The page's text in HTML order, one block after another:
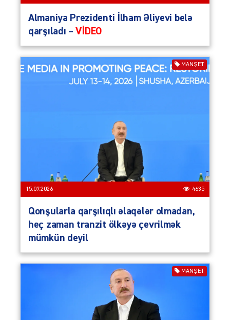
Almaniya Prezidenti İlham Əliyevi belə
qarşıladı –VİDEO
MANŞET
15.07.2026 4635
Qonşularla qarşılıqlı əlaqələr olmadan,
heç zaman tranzit ölkəyə çevrilmək
mümkün deyil
MANŞET